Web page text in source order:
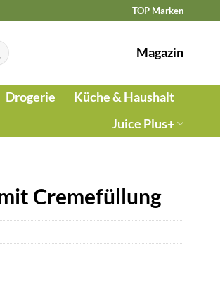
TOP Marken
Magazin
Drogerie
Küche & Haushalt
Juice Plus+
Cremefüllung